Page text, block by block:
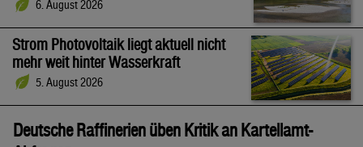
6. August 2026
Strom Photovoltaik liegt aktuell nicht
mehr weit hinter Wasserkraft
5. August 2026
Deutsche Raffinerien üben Kritik an Kartellamt-